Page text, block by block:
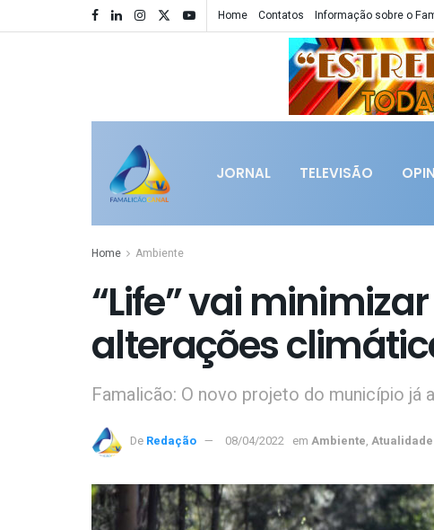
Home Contatos Informação sobre o
JORNAL TELEVISÃO
Home Ambiente
“Life” vai
alterações
Famalicão: O novo projeto do município já
De Redação 08/04/2022 em Ambiente, Atualidade